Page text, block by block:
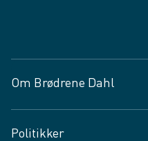
Om Brødrene Dahl
Politikker